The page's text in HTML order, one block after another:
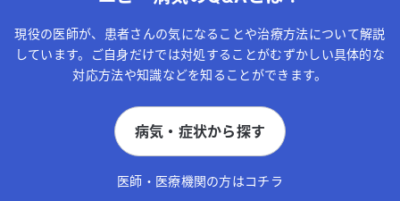
現役の医師が、患者さんの気になることや治療方法について解説
しています。ご自身だけでは対処することがむずかしい具体的な
対応方法や知識などを知ることができます。
病気・症状から探す
医師・医療機関の方はコチラ